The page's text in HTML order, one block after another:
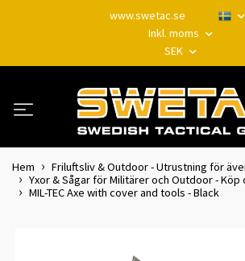
www.swetac.se
Inkl. moms
SEK
Hem
Friluftsliv & Outdoor - Utrustning för
Yxor & Sågar för Militärer och Outdoor - Köp
MIL-TEC Axe with cover and tools - Black